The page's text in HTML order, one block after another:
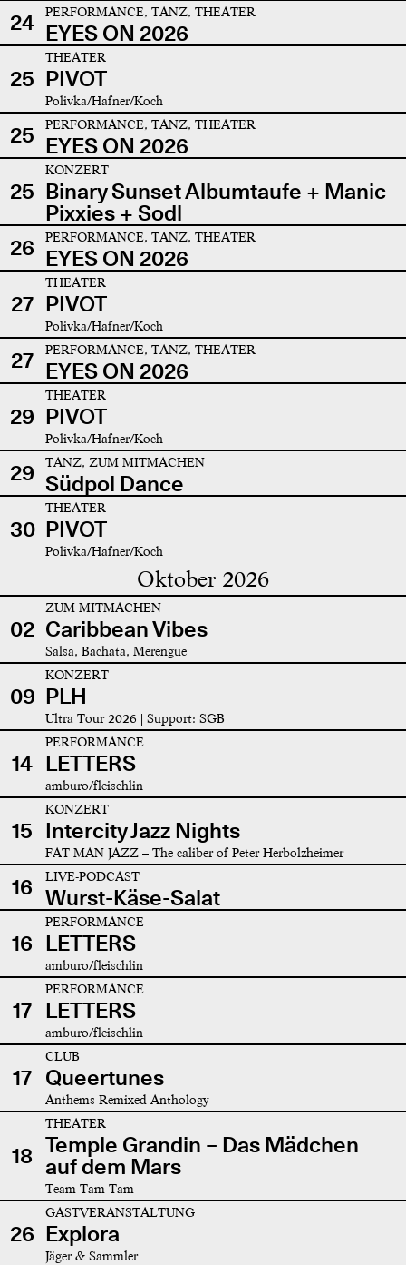
24 PERFORMANCE, TANZ, THEATER
EYES ON 2026
25
THEATER
PIVOT
Polivka/Hafner/Koch
25 PERFORMANCE, TANZ, THEATER
EYES ON 2026
25
KONZERT
Binary Sunset Albumtaufe + Manic
Pixxies + Sodl
26
PERFORMANCE, TANZ, THEATER
EYES ON 2026
27
THEATER
PIVOT
Polivka/Hafner/Koch
27 PERFORMANCE, TANZ, THEATER
EYES ON 2026
29
THEATER
PIVOT
Polivka/Hafner/Koch
29 TANZ, ZUM MITMACHEN
Südpol Dance
30
THEATER
PIVOT
Polivka/Hafner/Koch
Oktober 2026
02
ZUM MITMACHEN
Caribbean Vibes
Salsa, Bachata, Merengue
09
KONZERT
PLH
Ultra Tour 2026 | Support: SGB
14
PERFORMANCE
LETTERS
amburo/fleischlin
15
KONZERT
Intercity Jazz Nights
FAT MAN JAZZ – The caliber of Peter Herbolzheimer
16 LIVE-PODCAST
Wurst-Käse-Salat
16
PERFORMANCE
LETTERS
amburo/fleischlin
17
PERFORMANCE
LETTERS
amburo/fleischlin
17
CLUB
Queertunes
Anthems Remixed Anthology
18
THEATER
Temple Grandin – Das Mädchen
auf dem Mars
Team Tam Tam
26
GASTVERANSTALTUNG
Explora
Jäger & Sammler